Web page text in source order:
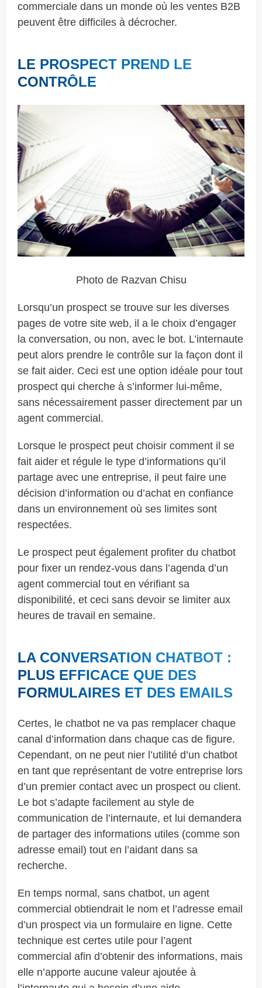
commerciale dans un monde où les ventes B2B
peuvent être difficiles à décrocher.
LE PROSPECT PREND LE
CONTRÔLE
Photo de Razvan Chisu
Lorsqu’un prospect se trouve sur les diverses
pages de votre site web, il a le choix d’engager
la conversation, ou non, avec le bot. L’internaute
peut alors prendre le contrôle sur la façon dont il
se fait aider. Ceci est une option idéale pour tout
prospect qui cherche à s’informer lui-même,
sans nécessairement passer directement par un
agent commercial.
Lorsque le prospect peut choisir comment il se
fait aider et régule le type d’informations qu’il
partage avec une entreprise, il peut faire une
décision d’information ou d’achat en confiance
dans un environnement où ses limites sont
respectées.
Le prospect peut également profiter du chatbot
pour fixer un rendez-vous dans l’agenda d’un
agent commercial tout en vérifiant sa
disponibilité, et ceci sans devoir se limiter aux
heures de travail en semaine.
LA CONVERSATION CHATBOT :
PLUS EFFICACE QUE DES
FORMULAIRES ET DES EMAILS
Certes, le chatbot ne va pas remplacer chaque
canal d’information dans chaque cas de figure.
Cependant, on ne peut nier l’utilité d’un chatbot
en tant que représentant de votre entreprise lors
d’un premier contact avec un prospect ou client.
Le bot s’adapte facilement au style de
communication de l’internaute, et lui demandera
de partager des informations utiles (comme son
adresse email) tout en l’aidant dans sa
recherche.
En temps normal, sans chatbot, un agent
commercial obtiendrait le nom et l’adresse email
d’un prospect via un formulaire en ligne. Cette
technique est certes utile pour l’agent
commercial afin d’obtenir des informations, mais
elle n’apporte aucune valeur ajoutée à